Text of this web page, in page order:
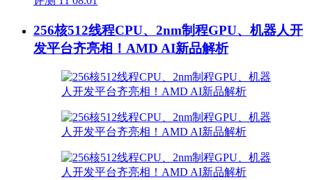
256核512线程CPU、2nm制程GPU、机器人开
发平台齐亮相！AMD AI新品解析